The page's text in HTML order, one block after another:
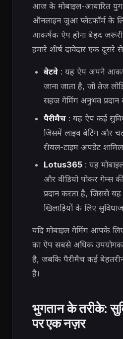
आज के मोबाइल-आधारित युग
ऑनलाइन जुआ प्लेटफॉर्म के
आकर्षक ऐप होना बेहद
हमारे शीर्ष दावेदार एक
बेटवे: यह ऐप अपने
जाना जाता है, जो तेज
सहज गेमिंग अनुभव प्रदान
पैरीमैच: यह ऐप कई
जिसमें लाइव बेटिंग और
रीयल-टाइम अपडेट
Lotus365: यह
और वीडियो पोकर गेम्स
प्रदान करता है, जिससे
खिलाड़ियों के लिए
यदि मोबाइल गेमिंग आपके
का ऐप सबसे अधिक
है, जबकि पैरीमैच कई बेहतरीन
है।
भुगतान के तरीके:
पर एक नज़र